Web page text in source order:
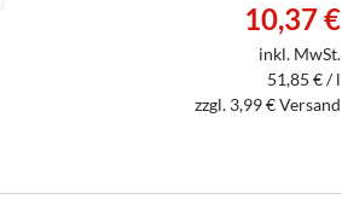
10,37 €
inkl. MwSt.
51,85 € / l
zzgl. 3,99 € Versand